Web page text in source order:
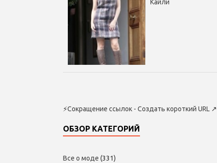
Кайли
⚡Сокращение ссылок - Создать короткий URL ↗
ОБЗОР КАТЕГОРИЙ
Все о моде (331)